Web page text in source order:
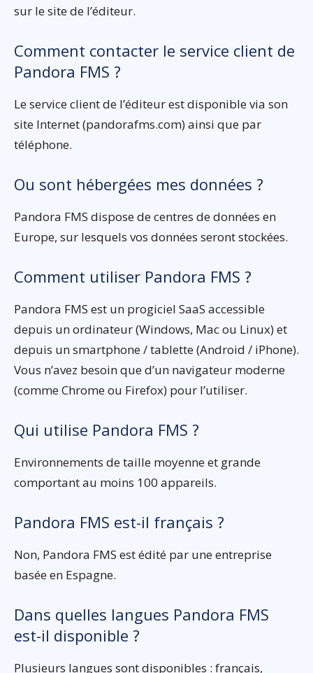
sur le site de l’éditeur.
Comment contacter le service client de
Pandora FMS ?
Le service client de l’éditeur est disponible via son
site Internet (pandorafms.com) ainsi que par
téléphone.
Ou sont hébergées mes données ?
Pandora FMS dispose de centres de données en
Europe, sur lesquels vos données seront stockées.
Comment utiliser Pandora FMS ?
Pandora FMS est un progiciel SaaS accessible
depuis un ordinateur (Windows, Mac ou Linux) et
depuis un smartphone / tablette (Android / iPhone).
Vous n’avez besoin que d’un navigateur moderne
(comme Chrome ou Firefox) pour l’utiliser.
Qui utilise Pandora FMS ?
Environnements de taille moyenne et grande
comportant au moins 100 appareils.
Pandora FMS est-il français ?
Non, Pandora FMS est édité par une entreprise
basée en Espagne.
Dans quelles langues Pandora FMS
est-il disponible ?
Plusieurs langues sont disponibles : français,